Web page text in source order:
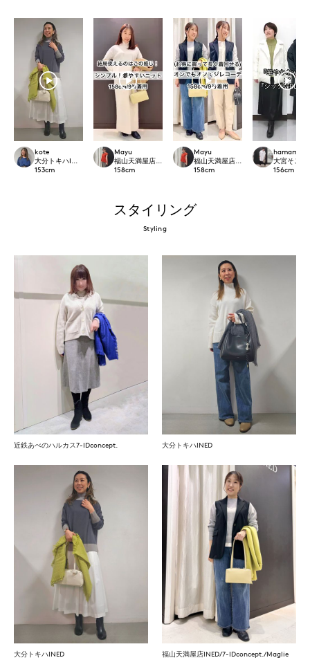
kote
大分トキハINED
153cm
Mayu
福山天満屋店INED/7-IDconcept./Maglie
158cm
Mayu
福山天満屋店INED/7-IDconcept./
158cm
hamamoto
大宮そごう
156cm
スタイリング
Styling
近鉄あべのハルカス7-IDconcept. 大分トキハINED
大分トキハINED 福山天満屋店INED/7-IDconcept./Maglie